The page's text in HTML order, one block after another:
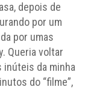
depois de
por um
por umas
Queria voltar
inúteis da minha
do “filme”,